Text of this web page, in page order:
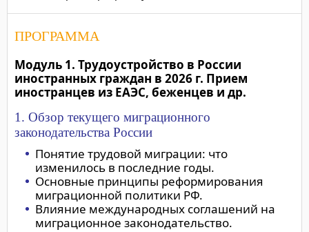
ПРОГРАММА
Модуль 1. Трудоустройство в России
иностранных граждан в 2026 г. Прием
иностранцев из ЕАЭС, беженцев и др.
1. Обзор текущего миграционного
законодательства России
Понятие трудовой миграции: что
изменилось в последние годы.
Основные принципы реформирования
миграционной политики РФ.
Влияние международных соглашений на
миграционное законодательство.